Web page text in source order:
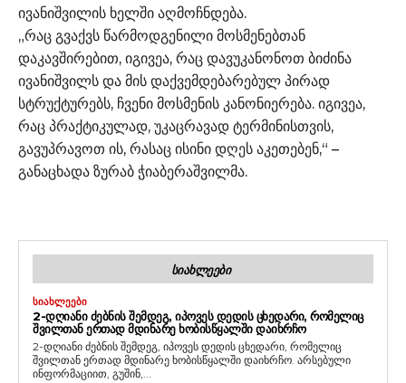
ივანიშვილის ხელში აღმოჩნდება.
„რაც გვაქვს წარმოდგენილი მოსმენებთან
დაკავშირებით, იგივეა, რაც დავუკანონოთ ბიძინა
ივანიშვილს და მის დაქვემდებარებულ პირად
სტრუქტურებს, ჩვენი მოსმენის კანონიერება. იგივეა,
რაც პრაქტიკულად, უკაცრავად ტერმინისთვის,
გავუპრავოთ ის, რასაც ისინი დღეს აკეთებენ,“ –
განაცხადა ზურაბ ჭიაბერაშვილმა.
ᲡᲘᲐᲮᲚᲔᲔᲑᲘ
ᲡᲘᲐᲮᲚᲔᲔᲑᲘ
2-ᲓᲦᲘᲐᲜᲘ ᲫᲔᲑᲜᲘᲡ ᲨᲔᲛᲓᲔᲒ, ᲘᲞᲝᲕᲔᲡ ᲓᲔᲓᲘᲡ ᲪᲮᲔᲓᲐᲠᲘ, ᲠᲝᲛᲔᲚᲘᲪ
ᲨᲕᲘᲚᲗᲐᲜ ᲔᲠᲗᲐᲓ ᲛᲓᲘᲜᲐᲠᲔ ᲮᲝᲑᲘᲡᲬᲧᲐᲚᲨᲘ ᲓᲐᲘᲮᲠᲩᲝ
2-დღიანი ძებნის შემდეგ, იპოვეს დედის ცხედარი, რომელიც
შვილთან ერთად მდინარე ხობისწყალში დაიხრჩო. არსებული
ინფორმაციით, გუშინ,...